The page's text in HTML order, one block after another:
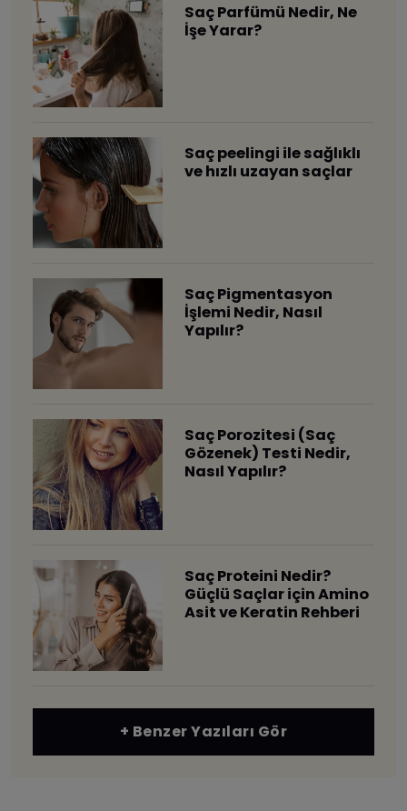
Saç Parfümü Nedir, Ne
İşe Yarar?
Saç peelingi ile sağlıklı
ve hızlı uzayan saçlar
Saç Pigmentasyon
İşlemi Nedir, Nasıl
Yapılır?
Saç Porozitesi (Saç
Gözenek) Testi Nedir,
Nasıl Yapılır?
Saç Proteini Nedir?
Güçlü Saçlar için Amino
Asit ve Keratin Rehberi
+ Benzer Yazıları Gör